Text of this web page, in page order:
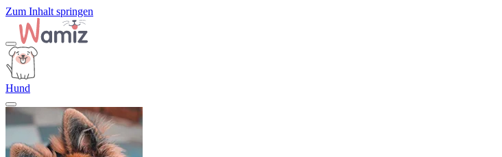
Zum Inhalt springen
Hund